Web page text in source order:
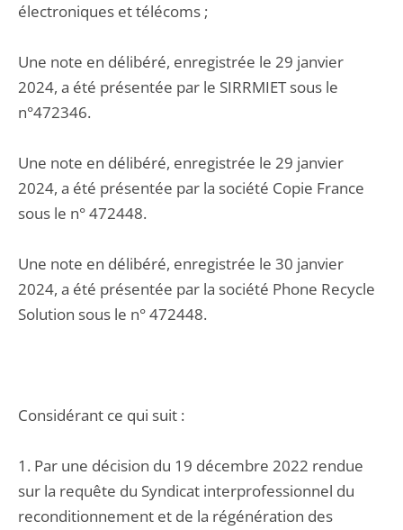
électroniques et télécoms ;
Une note en délibéré, enregistrée le 29 janvier
2024, a été présentée par le SIRRMIET sous le
n°472346.
Une note en délibéré, enregistrée le 29 janvier
2024, a été présentée par la société Copie France
sous le n° 472448.
Une note en délibéré, enregistrée le 30 janvier
2024, a été présentée par la société Phone Recycle
Solution sous le n° 472448.
Considérant ce qui suit :
1. Par une décision du 19 décembre 2022 rendue
sur la requête du Syndicat interprofessionnel du
reconditionnement et de la régénération des